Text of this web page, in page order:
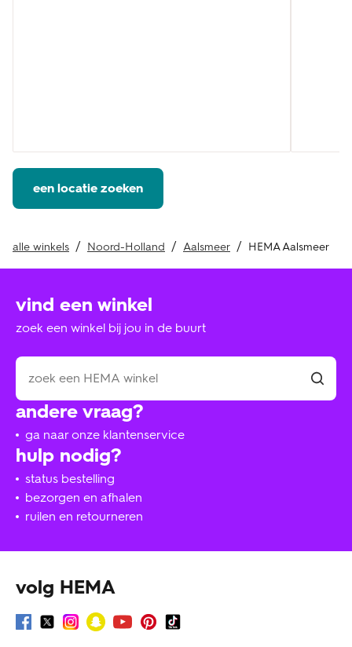
een locatie zoeken
alle winkels Noord-Holland Aalsmeer HEMA Aalsmeer
hulp nodig?
status bestelling
bezorgen en afhalen
ruilen en retourneren
andere vraag?
ga naar onze klantenservice
vind een winkel
zoek een winkel bij jou in de buurt
volg HEMA